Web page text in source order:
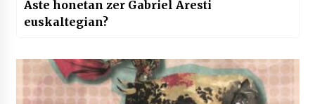
Aste honetan zer Gabriel Aresti
euskaltegian?